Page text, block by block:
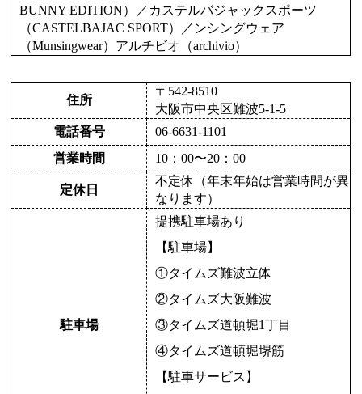
BUNNY EDITION）／カステルバジャックスポーツ
（CASTELBAJAC SPORT）／ンシングウェア
（Munsingwear）アルチビオ（archivio）
住所
〒542-8510
大阪市中央区難波5-1-5
電話番号
06-6631-1101
営業時間
10：00〜20：00
定休日
不定休（年末年始は営業時間が異
なります）
駐車場
提携駐車場あり
【駐車場】
①タイムズ難波立体
②タイムズ大阪難波
③タイムズ道頓堀1丁目
④タイムズ道頓堀堺筋
【駐車サービス】